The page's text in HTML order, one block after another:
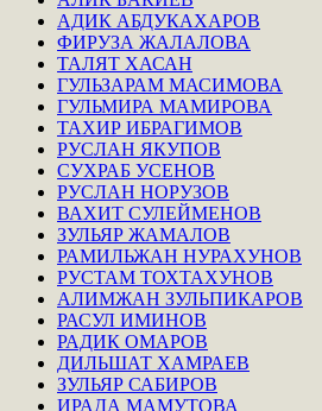
АДИК АБДУКАХАРОВ
ФИРУЗА ЖАЛАЛОВА
ТАЛЯТ ХАСАН
ГУЛЬЗАРАМ МАСИМОВА
ГУЛЬМИРА МАМИРОВА
ТАХИР ИБРАГИМОВ
РУСЛАН ЯКУПОВ
СУХРАБ УСЕНОВ
РУСЛАН НОРУЗОВ
ВАХИТ СУЛЕЙМЕНОВ
ЗУЛЬЯР ЖАМАЛОВ
РАМИЛЬЖАН НУРАХУНОВ
РУСТАМ ТОХТАХУНОВ
АЛИМЖАН ЗУЛЬПИКАРОВ
РАСУЛ ИМИНОВ
РАДИК ОМАРОВ
ДИЛЬШАТ ХАМРАЕВ
ЗУЛЬЯР САБИРОВ
ИРАДА МАМУТОВА